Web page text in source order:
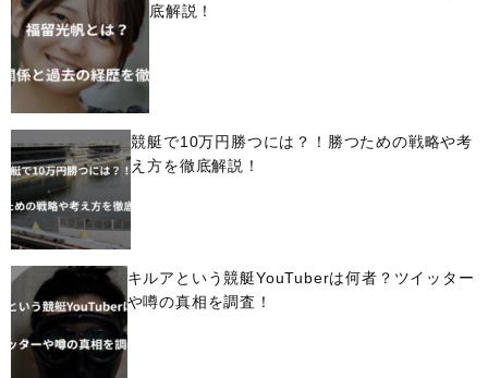
底解説！
競艇で10万円勝つには？！勝つための戦略や考
え方を徹底解説！
キルアという競艇YouTuberは何者？ツイッター
や噂の真相を調査！